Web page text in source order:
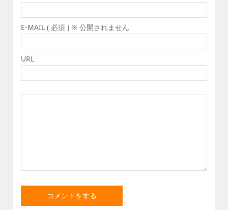
E-MAIL ( 必須 ) ※ 公開されません
URL